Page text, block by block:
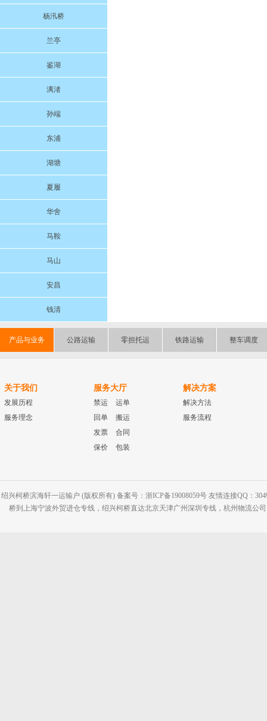
杨汛桥
兰亭
鉴湖
漓渚
孙端
东浦
湖塘
夏履
华舍
马鞍
马山
安昌
钱清
产品与业务 公路运输 零担托运 铁路运输 整车调度
关于我们
发展历程
服务理念
服务大厅
禁运
运单
回单
搬运
发票
合同
保价
包装
解决方案
解决方法
服务流程
绍兴柯桥滨海轩一运输户 (版权所有) 备案号：浙ICP备19008059号 友情连接QQ：
桥到上海宁波外贸进仓专线，绍兴柯桥直达北京天津广州深圳专线，杭州物流公